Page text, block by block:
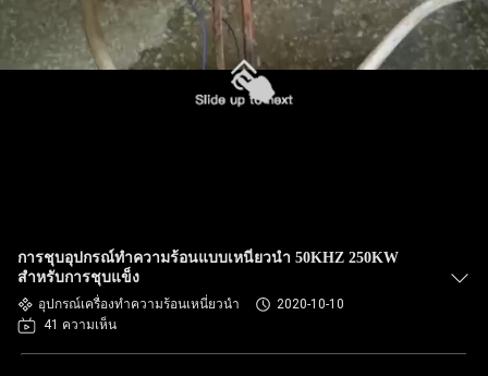
การชุบอุปกรณ์ทำความร้อนแบบเหนี่ยวนำ 50KHZ 250KW
สำหรับการชุบแข็ง
อุปกรณ์เครื่องทำความร้อนเหนี่ยวนำ
2020-10-10
41 ความเห็น